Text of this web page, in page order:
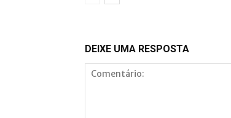
DEIXE UMA RESPOSTA